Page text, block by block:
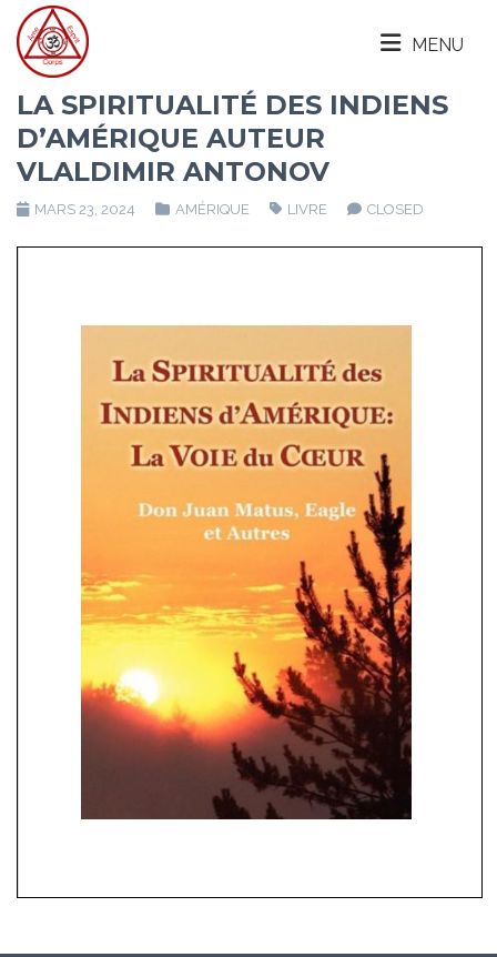
MENU
LA SPIRITUALITÉ DES INDIENS
D’AMÉRIQUE AUTEUR
VLALDIMIR ANTONOV
MARS 23, 2024 AMÉRIQUE LIVRE CLOSED